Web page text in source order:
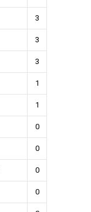
3
3
3
1
1
0
0
0
0